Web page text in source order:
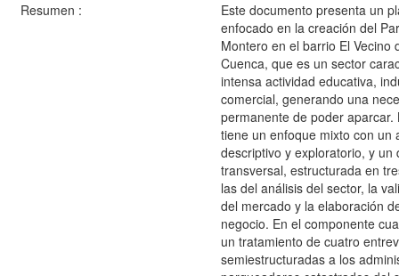
Resumen :
Este documento presenta un
enfocado en la creación del
Montero en el barrio El Vecino
Cuenca, que es un sector
intensa actividad educativa,
comercial, generando una
permanente de poder aparcar.
tiene un enfoque mixto con un
descriptivo y exploratorio, y un
transversal, estructurada en
las del análisis del sector, la
del mercado y la elaboración
negocio. En el componente
un tratamiento de cuatro
semiestructuradas a los